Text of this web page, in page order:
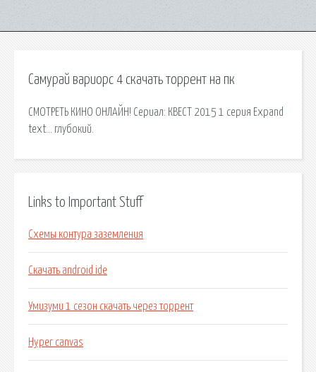
Самурай вариорс 4 скачать торрент на пк
СМОТРЕТЬ КИНО ОНЛАЙН! Сериал: КВЕСТ 2015 1 серия Expand
text… глубокий.
Links to Important Stuff
Схемы контура заземления
Скачать android ide
Умизуми 1 сезон скачать через торрент
Hyper canvas